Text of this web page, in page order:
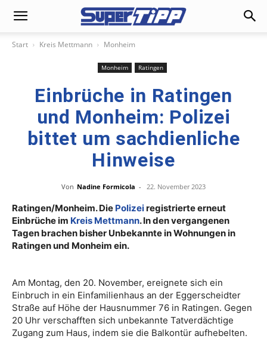
Start Kreis Mettmann Monheim
Monheim Ratingen
Einbrüche in Ratingen
und Monheim: Polizei
bittet um sachdienliche
Hinweise
Von Nadine Formicola - 22. November 2023
Ratingen/Monheim. Die Polizeiregistrierte erneut
Einbrüche im Kreis Mettmann. In den vergangenen
Tagen brachen bisher Unbekannte in Wohnungen in
Ratingen und Monheim ein.
Am Montag, den 20. November, ereignete sich ein
Einbruch in ein Einfamilienhaus an der Eggerscheidter
Straße auf Höhe der Hausnummer 76 in Ratingen. Gegen
20 Uhr verschafften sich unbekannte Tatverdächtige
Zugang zum Haus, indem sie die Balkontür aufhebelten.